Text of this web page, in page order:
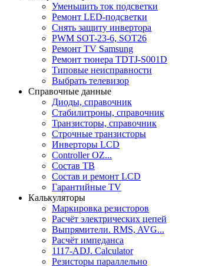
Уменьшить ток подсветки
Ремонт LED-подсветки
Снять защиту инвертора
PWM SOT-23-6, SOT26
Ремонт TV Samsung
Ремонт тюнера TDTJ-S001D
Типовые неисправности
Выбрать телевизор
Справочные данные
Диоды, справочник
Стабилитроны, справочник
Транзисторы, справочник
Строчные транзисторы
Инверторы LCD
Controller OZ...
Состав ТВ
Состав и ремонт LCD
Гарантийные TV
Калькуляторы
Маркировка резисторов
Расчёт электрических цепей
Выпрямители. RMS, AVG...
Расчёт импеданса
1117-ADJ. Calculator
Резисторы параллельно